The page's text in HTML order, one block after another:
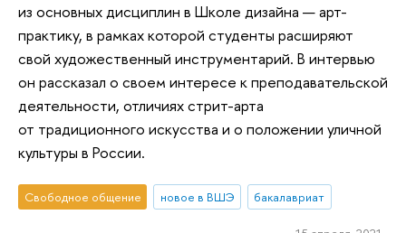
из основных дисциплин в Школе дизайна — арт-
практику, в рамках которой студенты расширяют
свой художественный инструментарий. В интервью
он рассказал о своем интересе к преподавательской
деятельности, отличиях стрит-арта
от традиционного искусства и о положении уличной
культуры в России.
Свободное общение новое в ВШЭ бакалавриат